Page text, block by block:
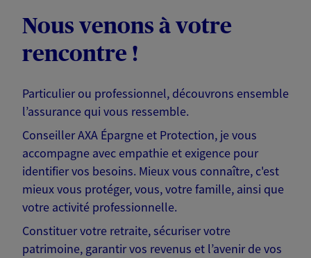
Nous venons à votre
rencontre !
Particulier ou professionnel, découvrons ensemble
l’assurance qui vous ressemble.
Conseiller AXA Épargne et Protection, je vous
accompagne avec empathie et exigence pour
identifier vos besoins. Mieux vous connaître, c'est
mieux vous protéger, vous, votre famille, ainsi que
votre activité professionnelle.
Constituer votre retraite, sécuriser votre
patrimoine, garantir vos revenus et l’avenir de vos